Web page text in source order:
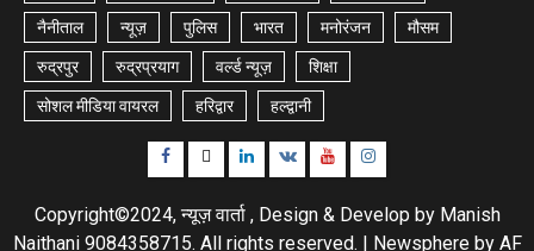
नैनीताल न्यूज़ पुलिस भारत मनोरंजन मौसम
रुद्रपुर रुद्रप्रयाग वर्ल्ड न्यूज़ शिक्षा
सोशल मीडिया वायरल हरिद्वार हल्द्वानी
Facebook
TwitterLinkedin
VK YoutubeInstagram
Copyright©2024, न्यूज़ वार्ता , Design & Develop by Manish
Naithani 9084358715. All rights reserved.
Newsphereby AF